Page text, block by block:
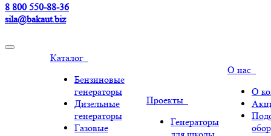
8 800 550-88-36
sila@bakaut.biz
Каталог
Бензиновые
генераторы
Дизельные
генераторы
Газовые
Проекты
Генераторы
О нас
О